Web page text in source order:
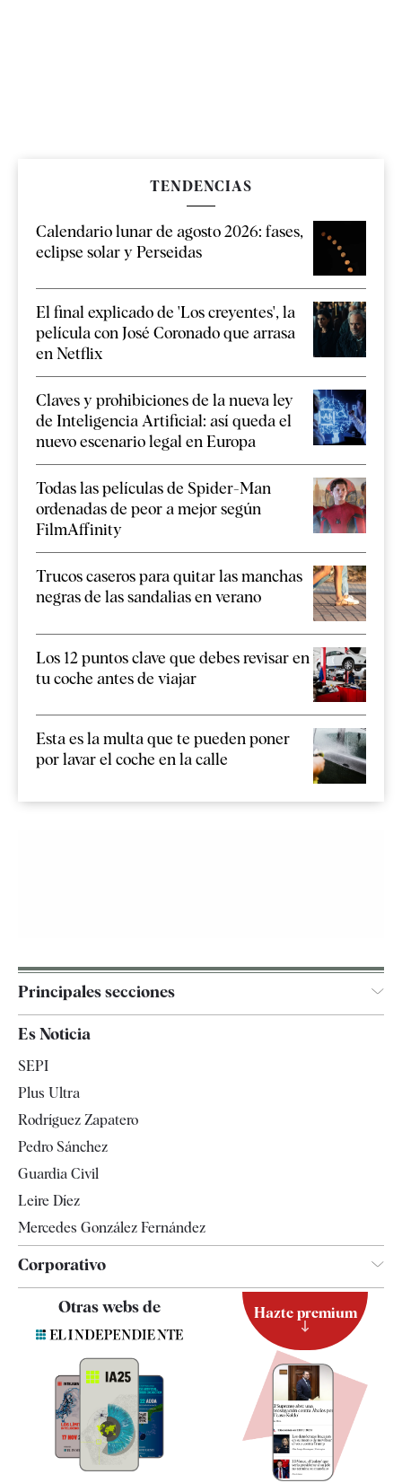
TENDENCIAS
Calendario lunar de agosto 2026: fases,
eclipse solar y Perseidas
El final explicado de 'Los creyentes', la
película con José Coronado que arrasa
en Netflix
Claves y prohibiciones de la nueva ley
de Inteligencia Artificial: así queda el
nuevo escenario legal en Europa
Todas las películas de Spider-Man
ordenadas de peor a mejor según
FilmAffinity
Trucos caseros para quitar las manchas
negras de las sandalias en verano
Los 12 puntos clave que debes revisar en
tu coche antes de viajar
Esta es la multa que te pueden poner
por lavar el coche en la calle
Principales secciones
Televisión
Es Noticia
SEPI
Plus Ultra
Rodríguez Zapatero
Pedro Sánchez
Guardia Civil
Leire Díez
Mercedes González Fernández
Corporativo
Quiénes somos
Especificaciones
Otras webs de Hazte premium